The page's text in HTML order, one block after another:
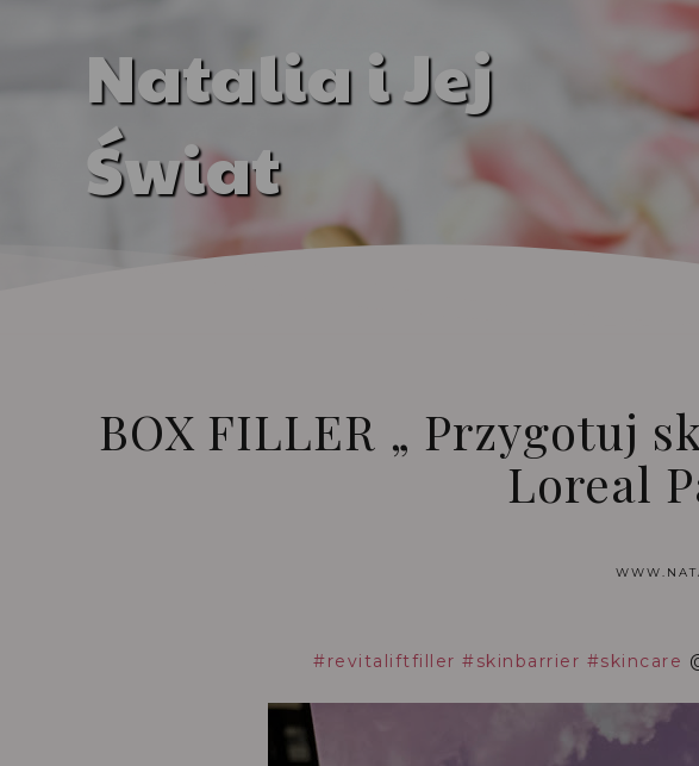
Natalia i Jej
Świat
BOX FILLER „ Przygotuj
Loreal
#revitaliftfiller #skinbarrier #skincare